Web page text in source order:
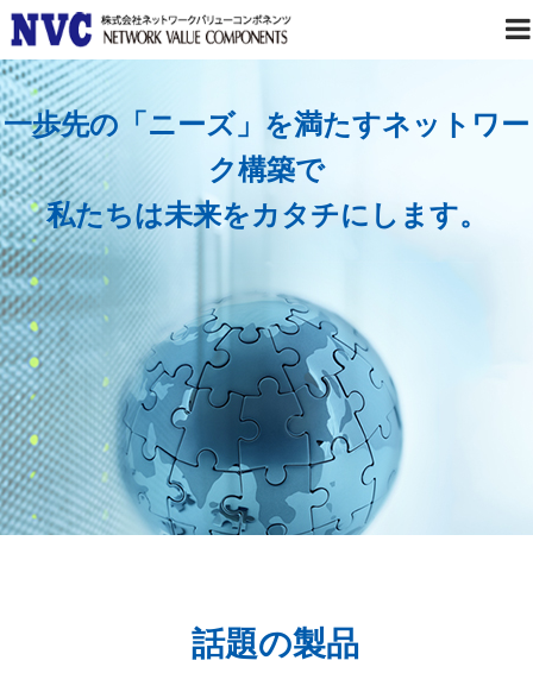
一歩先の「ニーズ」を満たすネットワー
ク構築で
私たちは未来をカタチにします。
話題の製品